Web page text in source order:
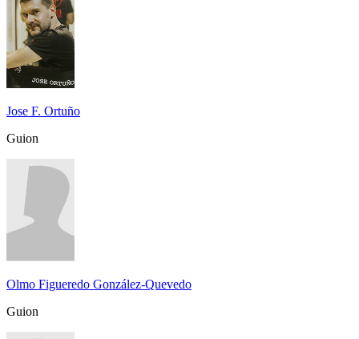
Jose F. Ortuño
Guion
Olmo Figueredo González-Quevedo
Guion